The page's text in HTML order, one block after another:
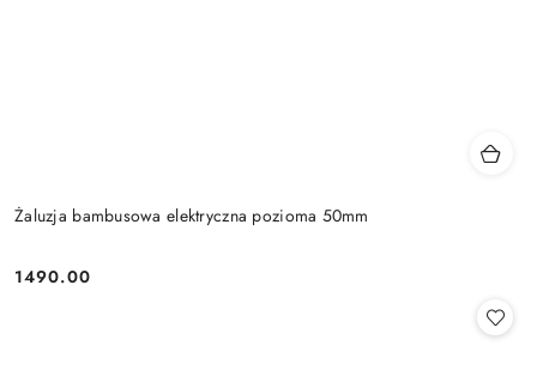
Żaluzja bambusowa elektryczna pozioma 50mm
Cena:
1490.00